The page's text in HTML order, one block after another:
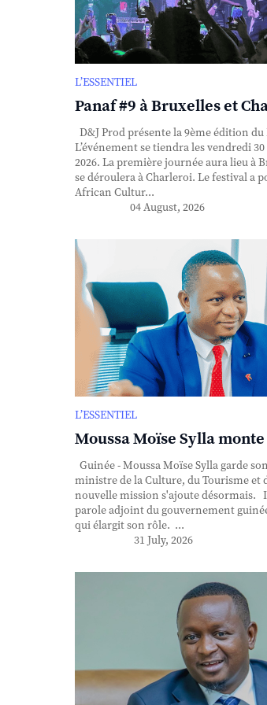
L’ESSENTIEL
Panaf #9 à Bruxelles et
D&J Prod présente la 9ème édition du
L’événement se tiendra les vendredi
2026. La première journée aura lieu à
se déroulera à Charleroi. Le festival a
African Cultur...
04 August, 2026
L’ESSENTIEL
Moussa Moïse Sylla
Guinée - Moussa Moïse Sylla garde
ministre de la Culture, du Tourisme et
nouvelle mission s'ajoute désormais.
parole adjoint du gouvernement
qui élargit son rôle. ...
31 July, 2026